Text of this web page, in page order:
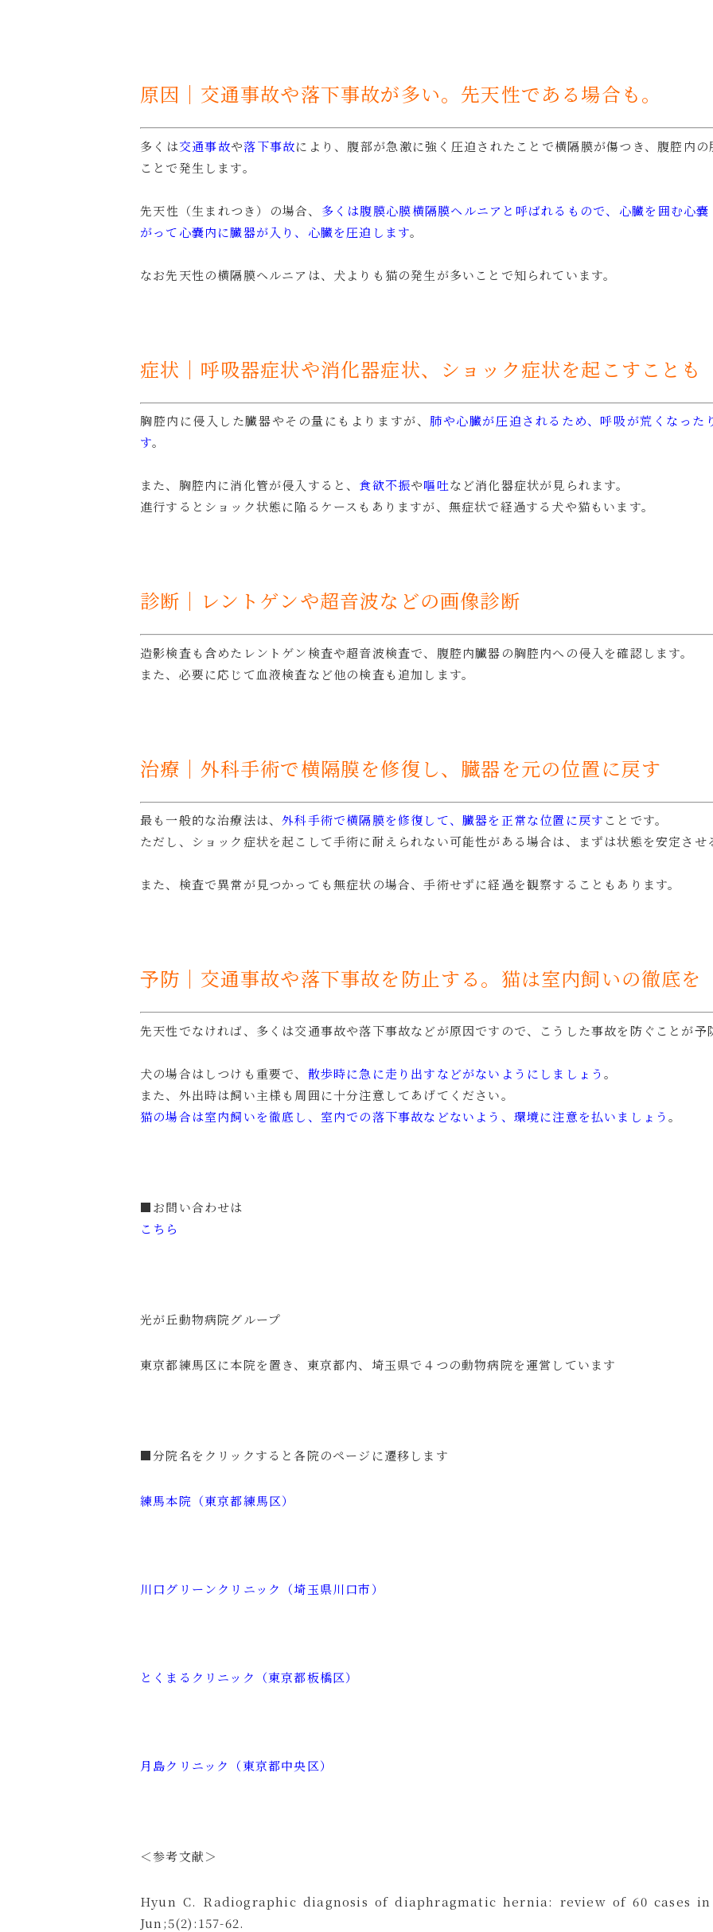
原因｜交通事故や落下事故が多い。先天性である場合も。
多くは交通事故や落下事故により、腹部が急激に強く圧迫されたことで横隔膜が傷つき、腹腔内
ことで発生します。
先天性（生まれつき）の場合、 多くは腹膜心膜横隔膜ヘルニアと呼ばれるもので、心臓を囲む心
がって心嚢内に臓器が入り、心臓を圧迫します。
なお先天性の横隔膜ヘルニアは、犬よりも猫の発生が多いことで知られています。
症状｜呼吸器症状や消化器症状、ショック症状を起こすことも
胸腔内に侵入した臓器やその量にもよりますが、 肺や心臓が圧迫されるため、呼吸が荒くなった
す。
また、胸腔内に消化管が侵入すると、 食欲不振や嘔吐など消化器症状が見られます。
進行するとショック状態に陥るケースもありますが、無症状で経過する犬や猫もいます。
診断｜レントゲンや超音波などの画像診断
造影検査も含めたレントゲン検査や超音波検査で、腹腔内臓器の胸腔内への侵入を確認します。
また、必要に応じて血液検査など他の検査も追加します。
治療｜外科手術で横隔膜を修復し、臓器を元の位置に戻す
最も一般的な治療法は、外科手術で横隔膜を修復して、臓器を正常な位置に戻す ことです。
ただし、ショック症状を起こして手術に耐えられない可能性がある場合は、まずは状態を安定させ
また、検査で異常が見つかっても無症状の場合、手術せずに経過を観察することもあります。
予防｜交通事故や落下事故を防止する。猫は室内飼いの徹底を
先天性でなければ、多くは交通事故や落下事故などが原因ですので、こうした事故を防ぐことが予
犬の場合はしつけも重要で、 散歩時に急に走り出すなどがないようにしましょう。
また、外出時は飼い主様も周囲に十分注意してあげてください。
猫の場合は室内飼いを徹底し、室内での落下事故などないよう、環境に注意を払いましょう。
■お問い合わせは
こちら
光が丘動物病院グループ
東京都練馬区に本院を置き、東京都内、埼玉県で４つの動物病院を運営しています
■分院名をクリックすると各院のページに遷移します
練馬本院（東京都練馬区）
川⼝グリーンクリニック（埼玉県川口市）
とくまるクリニック（東京都板橋区）
月島クリニック（東京都中央区）
＜参考文献＞
Hyun C. Radiographic diagnosis of diaphragmatic hernia: review of 60 cases
Jun;5(2):157-62.